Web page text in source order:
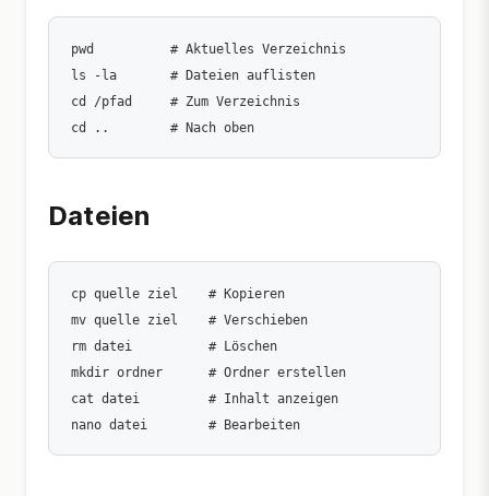
pwd          # Aktuelles Verzeichnis
ls -la       # Dateien auflisten
cd /pfad     # Zum Verzeichnis
Dateien
cp quelle ziel    # Kopieren
mv quelle ziel    # Verschieben
rm datei          # Löschen
mkdir ordner      # Ordner erstellen
cat datei         # Inhalt anzeigen